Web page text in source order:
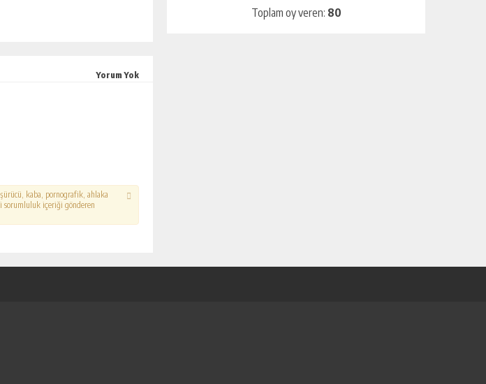
Yorum Yok
kaba, pornografik, ahlaka
sorumluluk içeriği gönderen
Toplam oy veren: 80